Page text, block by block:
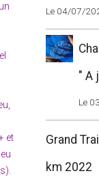
et
Le 04/07/
" A
Le
Grand
km 2022